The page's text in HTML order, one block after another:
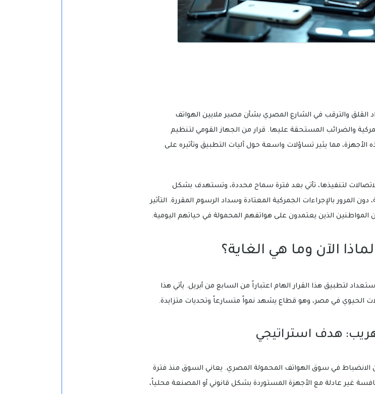
القلق والترقب في الشارع المصري بشأن مصير ملايين الهواتف
والضرائب المستحقة عليها. قرار من الجهاز القومي لتنظيم
مما يثير تساؤلات واسعة حول آليات التطبيق وتأثيره على
لتنفيذها، تأتي بعد فترة سماح محددة، وتستهدف بشكل
المرور بالإجراءات الجمركية المعتادة وسداد الرسوم المقررة. التأثير
الذين يعتمدون على هواتفهم المحمولة في حياتهم اليومية.
الآن وما هي الغاية؟
لتطبيق هذا القرار الهام اعتباراً من السابع من أبريل. يأتي هذا
الحيوي في مصر، وهو قطاع يشهد نمواً متسارعاً وتحديات متزايدة.
هدف استراتيجي
الانضباط في سوق الهواتف المحمولة المصري. يعاني السوق منذ فترة
غير عادلة مع الأجهزة المستوردة بشكل قانوني أو المصنعة محلياً،